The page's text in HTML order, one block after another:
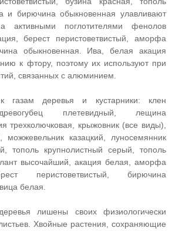
и бирючина обыкновенная улавливают
активными поглотителями фенолов
берест перистоветвистый, аморфа
обыкновенная. Ива, белая акация
к фтору, поэтому их используют при
связанных с алюминием.
газам деревья и кустарники: клен
плетевидный, лещина
трехколючковая, крыжовник (все виды),
казацкий, луносемянник
тополь крупнолистный серый, тополь
высочайший, акация белая, аморфа
перистоветвистый, бирючина
белая.
лишены своих физиологически
Хвойные растения, сохраняющие